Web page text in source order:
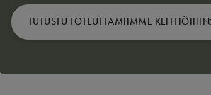
TUTUSTU TOTEUTTAMIIMME KEITTIÖIHIN